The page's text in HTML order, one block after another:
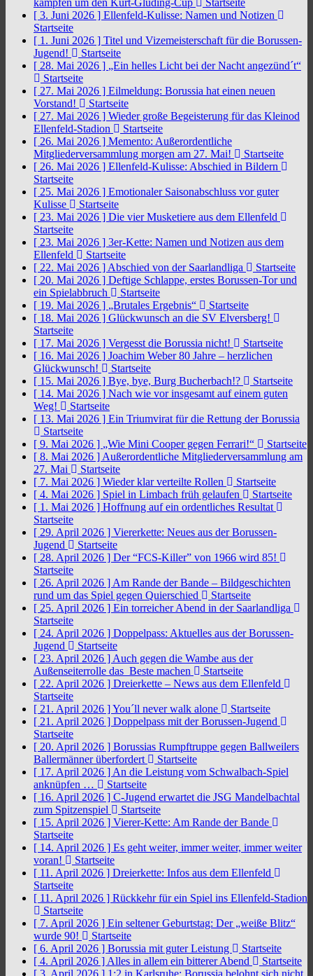
kämpfen um den Kurt-Gluding-Cup
Startseite
[ 3. Juni 2026 ] Ellenfeld-Kulisse: Namen und Notizen
Startseite
[ 1. Juni 2026 ] Titel und Vizemeisterschaft für die Borussen-
Jugend!
Startseite
[ 28. Mai 2026 ] „Ein helles Licht bei der Nacht angezünd´t“
Startseite
[ 27. Mai 2026 ] Eilmeldung: Borussia hat einen neuen
Vorstand!
Startseite
[ 27. Mai 2026 ] Wieder große Begeisterung für das Kleinod
Ellenfeld-Stadion
Startseite
[ 26. Mai 2026 ] Memento: Außerordentliche
Mitgliederversammlung morgen am 27. Mai!
Startseite
[ 26. Mai 2026 ] Ellenfeld-Kulisse: Abschied in Bildern
Startseite
[ 25. Mai 2026 ] Emotionaler Saisonabschluss vor guter
Kulisse
Startseite
[ 23. Mai 2026 ] Die vier Musketiere aus dem Ellenfeld
Startseite
[ 23. Mai 2026 ] 3er-Kette: Namen und Notizen aus dem
Ellenfeld
Startseite
[ 22. Mai 2026 ] Abschied von der Saarlandliga
Startseite
[ 20. Mai 2026 ] Deftige Schlappe, erstes Borussen-Tor und
ein Spielabbruch
Startseite
[ 19. Mai 2026 ] „Brutales Ergebnis“
Startseite
[ 18. Mai 2026 ] Glückwunsch an die SV Elversberg!
Startseite
[ 17. Mai 2026 ] Vergesst die Borussia nicht!
Startseite
[ 16. Mai 2026 ] Joachim Weber 80 Jahre – herzlichen
Glückwunsch!
Startseite
[ 15. Mai 2026 ] Bye, bye, Burg Bucherbach!?
Startseite
[ 14. Mai 2026 ] Nach wie vor insgesamt auf einem guten
Weg!
Startseite
[ 13. Mai 2026 ] Ein Triumvirat für die Rettung der Borussia
Startseite
[ 9. Mai 2026 ] „Wie Mini Cooper gegen Ferrari!“
Startseite
[ 8. Mai 2026 ] Außerordentliche Mitgliederversammlung am
27. Mai
Startseite
[ 7. Mai 2026 ] Wieder klar verteilte Rollen
Startseite
[ 4. Mai 2026 ] Spiel in Limbach früh gelaufen
Startseite
[ 1. Mai 2026 ] Hoffnung auf ein ordentliches Resultat
Startseite
[ 29. April 2026 ] Viererkette: Neues aus der Borussen-
Jugend
Startseite
[ 28. April 2026 ] Der “FCS-Killer” von 1966 wird 85!
Startseite
[ 26. April 2026 ] Am Rande der Bande – Bildgeschichten
rund um das Spiel gegen Quierschied
Startseite
[ 25. April 2026 ] Ein torreicher Abend in der Saarlandliga
Startseite
[ 24. April 2026 ] Doppelpass: Aktuelles aus der Borussen-
Jugend
Startseite
[ 23. April 2026 ] Auch gegen die Wambe aus der
Außenseiterrolle das Beste machen
Startseite
[ 22. April 2026 ] Dreierkette – News aus dem Ellenfeld
Startseite
[ 21. April 2026 ]You´ll never walk alone
Startseite
[ 21. April 2026 ] Doppelpass mit der Borussen-Jugend
Startseite
[ 20. April 2026 ] Borussias Rumpftruppe gegen Ballweilers
Ballermänner überfordert
Startseite
[ 17. April 2026 ] An die Leistung vom Schwalbach-Spiel
anknüpfen …
Startseite
[ 16. April 2026 ] C-Jugend erwartet die JSG Mandelbachtal
zum Spitzenspiel
Startseite
[ 15. April 2026 ] Vierer-Kette: Am Rande der Bande
Startseite
[ 14. April 2026 ] Es geht weiter, immer weiter, immer weiter
voran!
Startseite
[ 11. April 2026 ] Dreierkette: Infos aus dem Ellenfeld
Startseite
[ 11. April 2026 ] Rückkehr für ein Spiel ins Ellenfeld-Stadion
Startseite
[ 7. April 2026 ] Ein seltener Geburtstag: Der „weiße Blitz“
wurde 90!
Startseite
[ 6. April 2026 ] Borussia mit guter Leistung
Startseite
[ 4. April 2026 ] Alles in allem ein bitterer Abend
Startseite
[ 3. April 2026 ] 1:2 in Karlsruhe: Borussia belohnt sich nicht